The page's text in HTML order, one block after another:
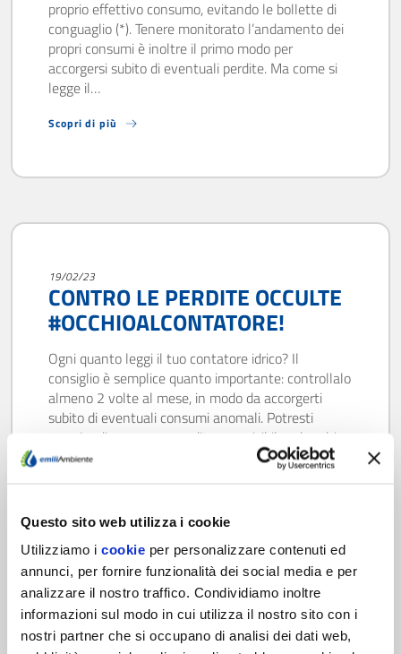
Questo sito web utilizza i cookie
Utilizziamo i cookie per personalizzare contenuti ed
annunci, per fornire funzionalità dei social media e per
analizzare il nostro traffico. Condividiamo inoltre
informazioni sul modo in cui utilizza il nostro sito con i
nostri partner che si occupano di analisi dei dati web,
proprio effettivo consumo, evitando le bollette di
conguaglio (*). Tenere monitorato l’andamento dei
propri consumi è inoltre il primo modo per
accorgersi subito di eventuali perdite. Ma come si
legge il…
Scopri di più
19/02/23
CONTRO LE PERDITE OCCULTE
#OCCHIOALCONTATORE!
Ogni quanto leggi il tuo contatore idrico? Il
consiglio è semplice quanto importante: controllalo
almeno 2 volte al mese, in modo da accorgerti
subito di eventuali consumi anomali. Potresti
scoprire di avere una perdita non visibile ad occhio
nudo e ripararla subito, evitando così bollette da
brividi e ed enormi sprechi d’acqua. È questo il…